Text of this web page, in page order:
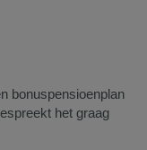
bonuspensioenplan
het graag